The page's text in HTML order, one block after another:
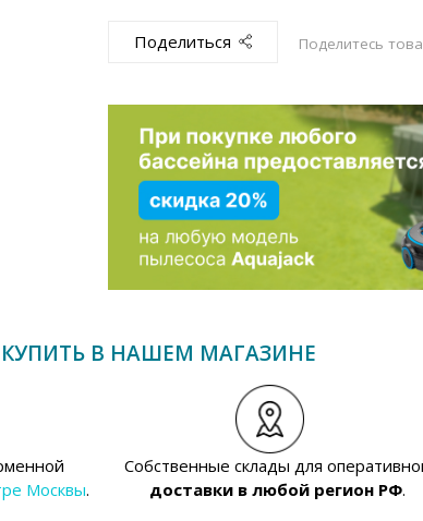
Поделиться Поделитесь
В НАШЕМ МАГАЗИНЕ
Москвы.
Собственные склады для
доставки в любой регион РФ.